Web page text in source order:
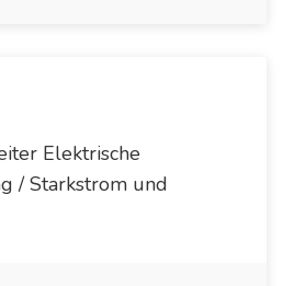
Elektrische
/ Starkstrom und